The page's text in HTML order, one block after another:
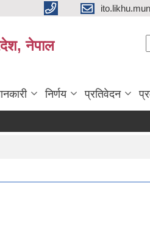
नेपाल
निर्णय प्रतिवेदन